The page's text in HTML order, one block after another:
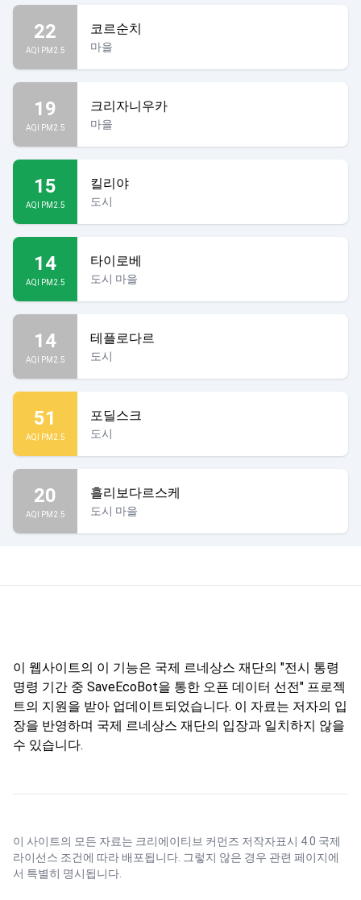
22
AQI PM2.5
코르순치
마을
19
AQI PM2.5
크리자니우카
마을
15
AQI PM2.5
킬리야
도시
14
AQI PM2.5
타이로베
도시 마을
14
AQI PM2.5
테플로다르
도시
51
AQI PM2.5
포딜스크
도시
20
AQI PM2.5
흘리보다르스케
도시 마을
이 웹사이트의 이 기능은 국제 르네상스 재단의 "전시 통령
명령 기간 중 SaveEcoBot을 통한 오픈 데이터 선전" 프로젝
트의 지원을 받아 업데이트되었습니다. 이 자료는 저자의 입
장을 반영하며 국제 르네상스 재단의 입장과 일치하지 않을
수 있습니다.
이 사이트의 모든 자료는 크리에이티브 커먼즈 저작자표시 4.0 국제
라이선스 조건에 따라 배포됩니다. 그렇지 않은 경우 관련 페이지에
서 특별히 명시됩니다.